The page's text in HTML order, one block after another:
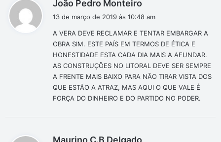
João Pedro Monteiro
i
s
e
:
13 de março de 2019 às 10:48 am
A VERA DEVE RECLAMAR E TENTAR EMBARGAR A
OBRA SIM. ESTE PAÍS EM TERMOS DE ÉTICA E
HONESTIDADE ESTA CADA DIA MAIS A AFUNDAR.
AS CONSTRUÇÕES NO LITORAL DEVE SER SEMPRE
A FRENTE MAIS BAIXO PARA NÃO TIRAR VISTA DOS
QUE ESTÃO A ATRAZ, MAS AQUI O QUE VALE É
FORÇA DO DINHEIRO E DO PARTIDO NO PODER.
Maurino C.B Delgado